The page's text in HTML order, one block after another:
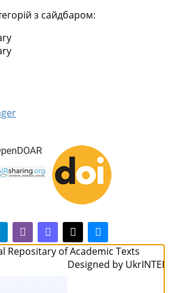
з сайдбаром:
alt whatsappmastodonthreadsbluesky
Repositary of Academic Texts
Designed by UkrINTEI